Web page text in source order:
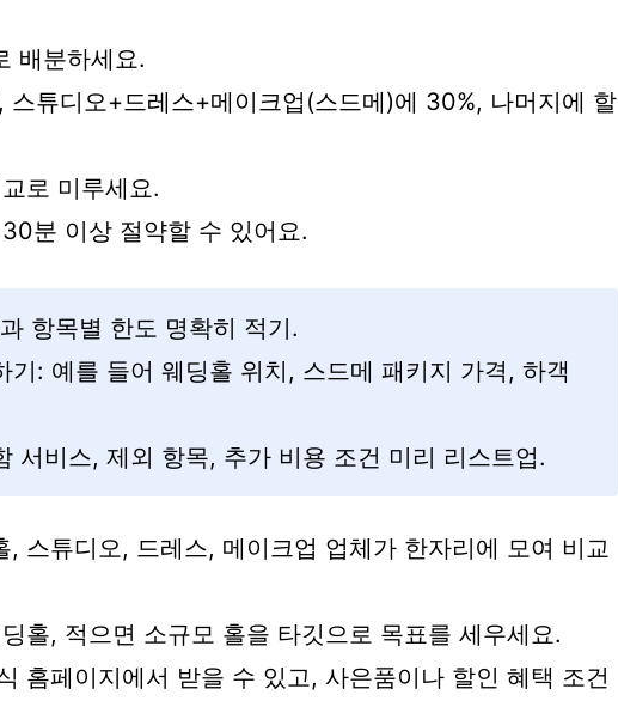
배분하세요.
스튜디오+드레스+메이크업(스드메)에 30%, 나머지에 할
로 미루세요.
분 이상 절약할 수 있어요.
항목별 한도 명확히 적기.
기: 예를 들어 웨딩홀 위치, 스드메 패키지 가격, 하객
서비스, 제외 항목, 추가 비용 조건 미리 리스트업.
, 스튜디오, 드레스, 메이크업 업체가 한자리에 모여 비교
홀, 적으면 소규모 홀을 타깃으로 목표를 세우세요.
홈페이지에서 받을 수 있고, 사은품이나 할인 혜택 조건